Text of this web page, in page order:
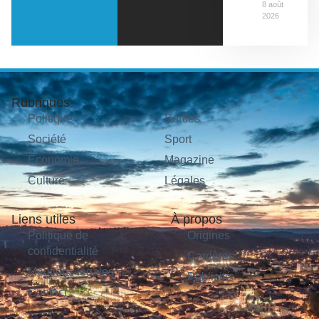
8 août
2026
Rubriques
Politique
Société
Économie
Culture
Sorties
Sport
Magazine
Légales
Liens utiles
Politique de
confidentialité
Mentions légales
Contact
À propos
Origines
Carrières
Publicité